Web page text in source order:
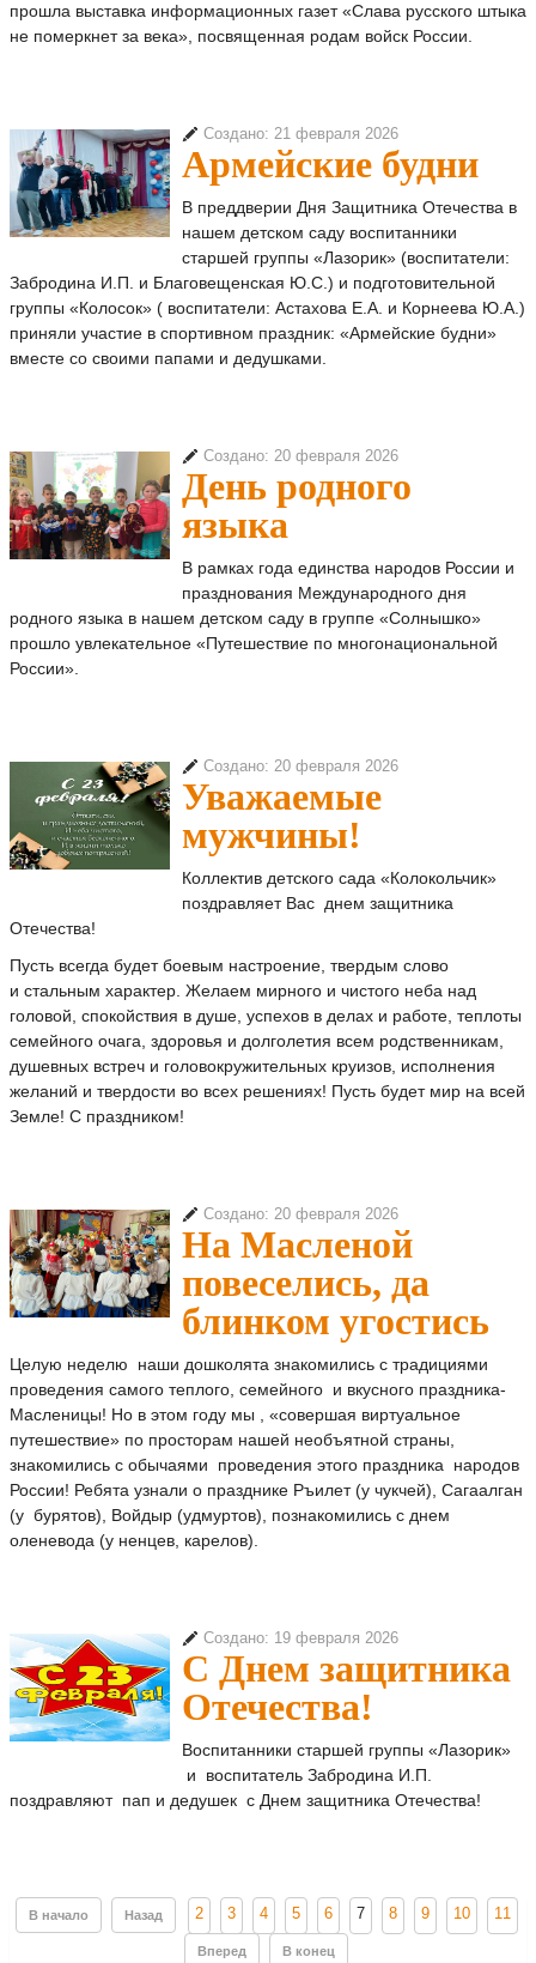
прошла выставка информационных газет «Слава русского штыка
не померкнет за века», посвященная родам войск России.
Создано: 21 февраля 2026
Армейские будни
В преддверии Дня Защитника Отечества в
нашем детском саду воспитанники
старшей группы «Лазорик» (воспитатели:
Забродина И.П. и Благовещенская Ю.С.) и подготовительной
группы «Колосок» ( воспитатели: Астахова Е.А. и Корнеева Ю.А.)
приняли участие в спортивном праздник: «Армейские будни»
вместе со своими папами и дедушками.
Создано: 20 февраля 2026
День родного
языка
В рамках года единства народов России и
празднования Международного дня
родного языка в нашем детском саду в группе «Солнышко»
прошло увлекательное «Путешествие по многонациональной
России».
Создано: 20 февраля 2026
Уважаемые
мужчины!
Коллектив детского сада «Колокольчик»
поздравляет Вас днем защитника
Отечества!
Пусть всегда будет боевым настроение, твердым слово
и стальным характер. Желаем мирного и чистого неба над
головой, спокойствия в душе, успехов в делах и работе, теплоты
семейного очага, здоровья и долголетия всем родственникам,
душевных встреч и головокружительных круизов, исполнения
желаний и твердости во всех решениях! Пусть будет мир на всей
Земле! С праздником!
Создано: 20 февраля 2026
На Масленой
повеселись, да
блинком угостись
Целую неделю наши дошколята знакомились с традициями
проведения самого теплого, семейного и вкусного праздника-
Масленицы! Но в этом году мы , «совершая виртуальное
путешествие» по просторам нашей необъятной страны,
знакомились с обычаями проведения этого праздника народов
России! Ребята узнали о празднике Ръилет (у чукчей), Сагаалган
(у бурятов), Войдыр (удмуртов), познакомились с днем
оленевода (у ненцев, карелов).
Создано: 19 февраля 2026
С Днем защитника
Отечества!
Воспитанники старшей группы «Лазорик»
и воспитатель Забродина И.П.
поздравляют пап и дедушек с Днем защитника Отечества!
В начало Назад 2 3 4 5 6 7 8 9 10 11
Вперед В конец